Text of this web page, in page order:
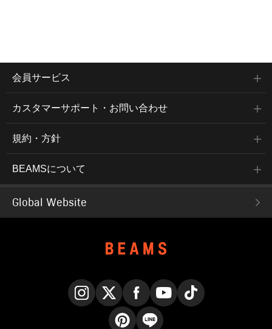
会員サービス
カスタマーサポート・お問い合わせ
規約・方針
BEAMSについて
Global Website